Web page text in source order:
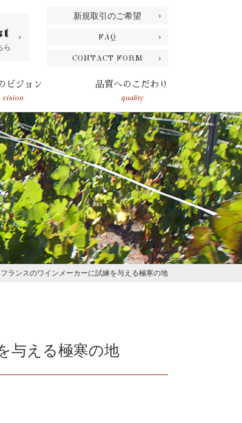
ら
新規取引のご希望
FAQ
CONTACT FORM
ビジョン
vision
品質へのこだわり
quality
フランスのワインメーカーに試練を与える極寒の地
与える極寒の地